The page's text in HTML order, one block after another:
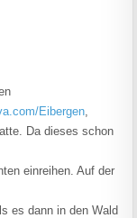
Eibergen,
Da dieses schon
einreihen. Auf der
es dann in den Wald